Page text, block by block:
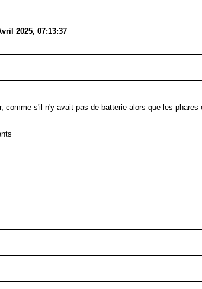
2025, 07:13:37
s'il n'y avait pas de batterie alors que les phares